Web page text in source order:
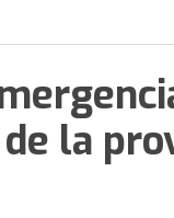
la